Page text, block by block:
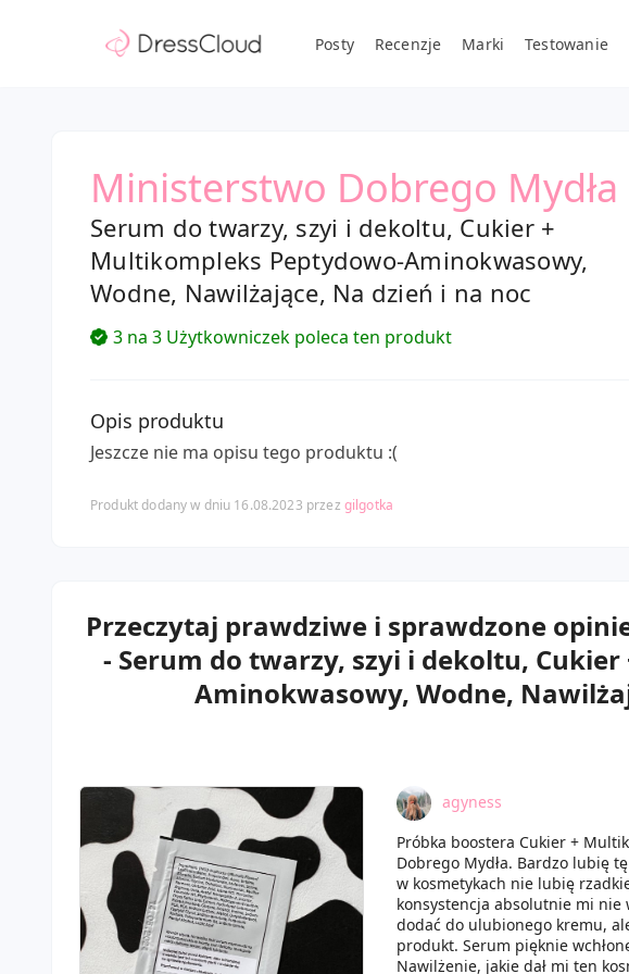
Posty Recenzje Marki Testowanie
Ministerstwo Dobrego Mydła
Serum do twarzy, szyi i dekoltu, Cukier +
Multikompleks Peptydowo-Aminokwasowy,
Wodne, Nawilżające, Na dzień i na noc
3 na 3 Użytkowniczek poleca ten produkt
Opis produktu
Jeszcze nie ma opisu tego produktu :(
Produkt dodany w dniu 16.08.2023 przez gilgotka
Przeczytaj prawdziwe i sprawdzone
- Serum do twarzy, szyi i dekoltu,
Aminokwasowy, Wodne,
agyness
Próbka boostera Cukier +
Dobrego Mydła. Bardzo lubię
w kosmetykach nie lubię
konsystencja absolutnie mi nie
dodać do ulubionego kremu,
produkt. Serum pięknie
Nawilżenie, jakie dał mi ten